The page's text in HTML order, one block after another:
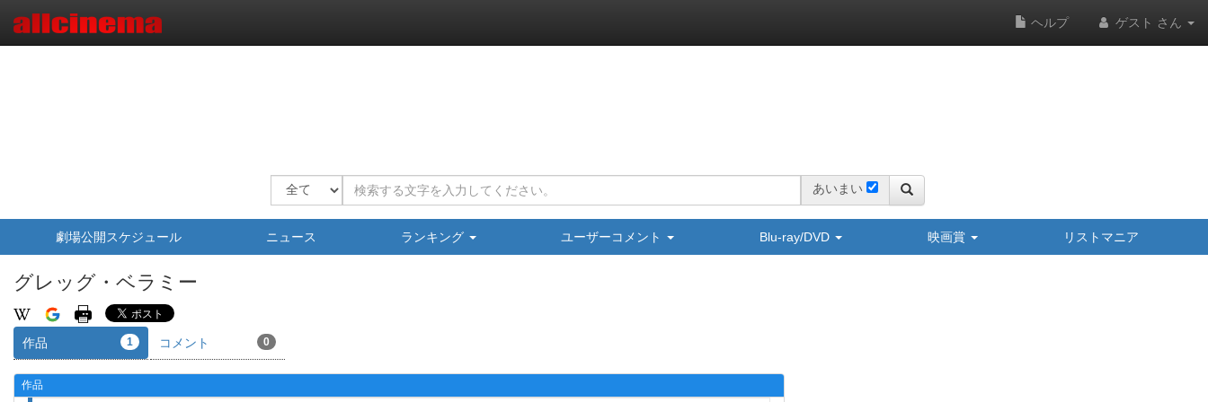
ヘルプ ゲスト さん
あいまい
劇場公開スケジュール ニュース ランキング ユーザーコメント Blu-ray/DVD 映画賞 リストマニア
グレッグ・ベラミー
作品 1 コメント 0
作品